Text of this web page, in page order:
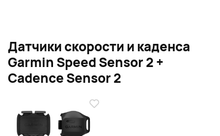
Датчики скорости и каденса
Garmin Speed Sensor 2 +
Cadence Sensor 2